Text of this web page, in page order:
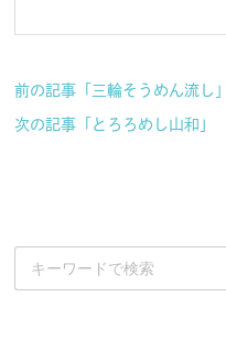
前の記事「三輪そうめん流し」
次の記事「とろろめし山和」